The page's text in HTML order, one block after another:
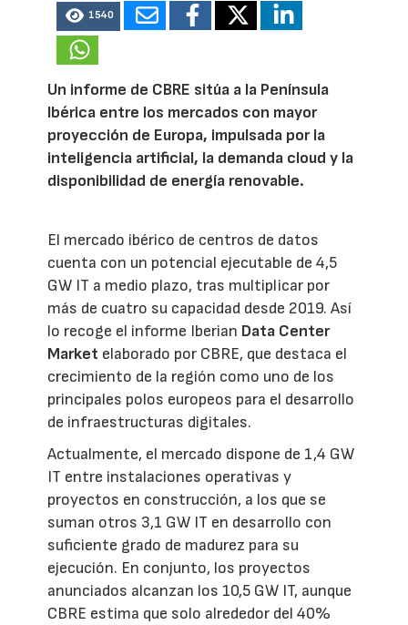
1540
Un informe de CBRE sitúa a la Península
Ibérica entre los mercados con mayor
proyección de Europa, impulsada por la
inteligencia artificial, la demanda cloud y la
disponibilidad de energía renovable.
El mercado ibérico de centros de datos
cuenta con un potencial ejecutable de 4,5
GW IT a medio plazo, tras multiplicar por
más de cuatro su capacidad desde 2019. Así
lo recoge el informe Iberian Data Center
Market elaborado por CBRE, que destaca el
crecimiento de la región como uno de los
principales polos europeos para el desarrollo
de infraestructuras digitales.
Actualmente, el mercado dispone de 1,4 GW
IT entre instalaciones operativas y
proyectos en construcción, a los que se
suman otros 3,1 GW IT en desarrollo con
suficiente grado de madurez para su
ejecución. En conjunto, los proyectos
anunciados alcanzan los 10,5 GW IT, aunque
CBRE estima que solo alrededor del 40%